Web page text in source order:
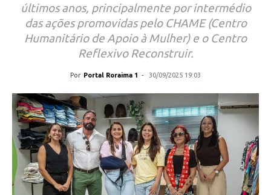
últimos anos, principalmente por intermédio
das ações promovidas pelo CHAME (Centro
Humanitário de Apoio à Mulher) e o Centro
Reflexivo Reconstruir.
Por Portal Roraima 1 - 30/09/2025 19:03